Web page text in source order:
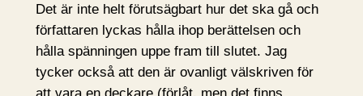
Det är inte helt förutsägbart hur det ska gå och
författaren lyckas hålla ihop berättelsen och
hålla spänningen uppe fram till slutet. Jag
tycker också att den är ovanligt välskriven för
att vara en deckare (förlåt, men det finns